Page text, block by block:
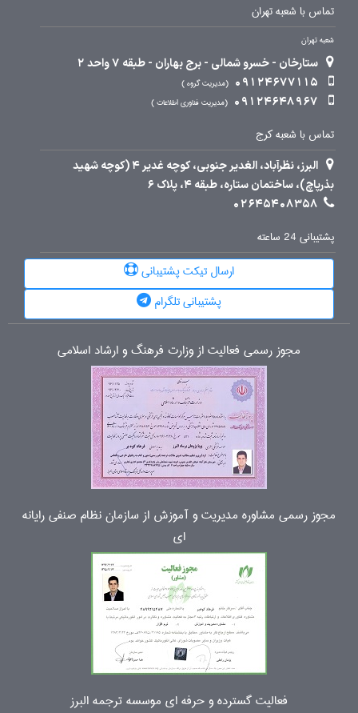
تماس با شعبه تهران
شعبه تهران
ستارخان - خسرو شمالی - برج بهاران - طبقه 7 واحد 2
09124677115
مدیریت گروه
09124648967 مدیریت فناوری اطلاعات
تماس با شعبه کرج
البرز، نظرآباد، الغدیر جنوبی، کوچه غدیر 4 (کوچه شهید
بذرپاچ)، ساختمان ستاره، طبقه 4، پلاک 6
02645408358
پشتیبانی 24 ساعته
ارسال تیکت پشتیبانی
پشتیبانی تلگرام
مجوز رسمی فعالیت از وزارت فرهنگ و ارشاد اسلامی
مجوز رسمی مشاوره مدیریت و آموزش از سازمان نظام صنفی رایانه
ای
فعالیت گسترده و حرفه ای موسسه ترجمه البرز